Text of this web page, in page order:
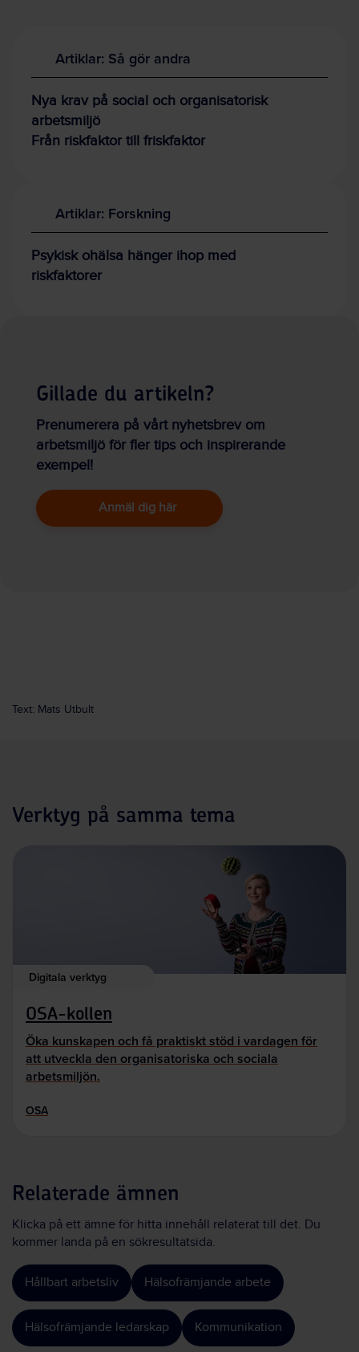
Artiklar: Så gör andra
Nya krav på social och organisatorisk
arbetsmiljö
Från riskfaktor till friskfaktor
Artiklar: Forskning
Psykisk ohälsa hänger ihop med
riskfaktorer
Gillade du artikeln?
Prenumerera på vårt nyhetsbrev om
arbetsmiljö för fler tips och inspirerande
exempel!
Anmäl dig här
Text: Mats Utbult
Verktyg på samma tema
Digitala verktyg
OSA-kollen
Öka kunskapen och få praktiskt stöd i vardagen för
att utveckla den organisatoriska och sociala
arbetsmiljön.
OSA
Relaterade ämnen
Klicka på ett ämne för hitta innehåll relaterat till det. Du
kommer landa på en sökresultatsida.
Hållbart arbetsliv Hälsofrämjande arbete
Hälsofrämjande ledarskap Kommunikation